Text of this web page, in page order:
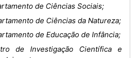
de Ciências Sociais;
de Ciências da Natureza;
de Educação de Infância;
de Investigação Científica e